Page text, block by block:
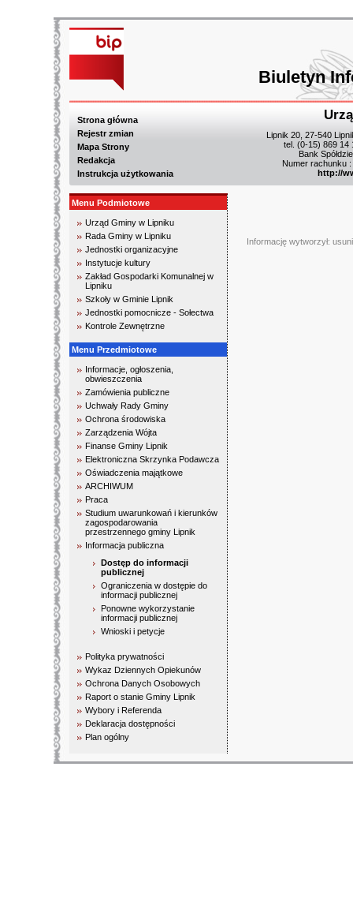
Biuletyn
Strona główna
Rejestr zmian
Mapa Strony
Redakcja
Instrukcja użytkowania
Lipnik 20, 27-540
tel. (0-15) 869 14
Bank
Numer rachunku
http://
Menu Podmiotowe
Urząd Gminy w Lipniku
Rada Gminy w Lipniku
Jednostki organizacyjne
Instytucje kultury
Zakład Gospodarki Komunalnej w
Lipniku
Szkoły w Gminie Lipnik
Jednostki pomocnicze - Sołectwa
Kontrole Zewnętrzne
Menu Przedmiotowe
Informacje, ogłoszenia,
obwieszczenia
Zamówienia publiczne
Uchwały Rady Gminy
Ochrona środowiska
Zarządzenia Wójta
Finanse Gminy Lipnik
Elektroniczna Skrzynka Podawcza
Oświadczenia majątkowe
ARCHIWUM
Praca
Studium uwarunkowań i kierunków
zagospodarowania
przestrzennego gminy Lipnik
Informacja publiczna
Dostęp do informacji
publicznej
Ograniczenia w dostępie do
informacji publicznej
Ponowne wykorzystanie
informacji publicznej
Wnioski i petycje
Polityka prywatności
Wykaz Dziennych Opiekunów
Ochrona Danych Osobowych
Raport o stanie Gminy Lipnik
Wybory i Referenda
Deklaracja dostępności
Plan ogólny
Informację wytworzył: